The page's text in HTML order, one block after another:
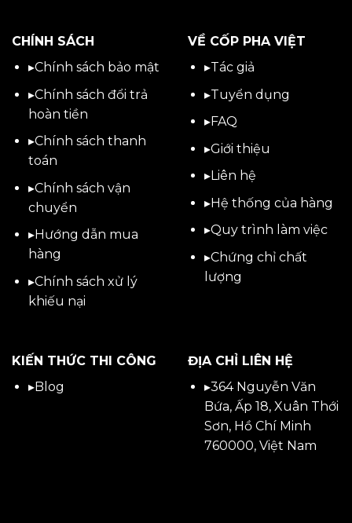
CHÍNH SÁCH
▸Chính sách bảo mật
▸Chính sách đổi trả
hoàn tiền
▸Chính sách thanh
toán
▸Chính sách vận
chuyển
▸Hướng dẫn mua
hàng
▸Chính sách xử lý
khiếu nại
VỀ CỐP PHA VIỆT
▸Tác giả
▸Tuyển dụng
▸FAQ
▸Giới thiệu
▸Liên hệ
▸Hệ thống của hàng
▸Quy trình làm việc
▸Chứng chỉ chất
lượng
KIẾN THỨC THI CÔNG
▸Blog
ĐỊA CHỈ LIÊN HỆ
▸364 Nguyễn Văn
Bứa, Ấp 18, Xuân Thới
Sơn, Hồ Chí Minh
760000, Việt Nam